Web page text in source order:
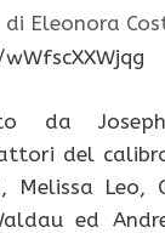
di Eleonora
da Joseph
del
Melissa Leo,
ed